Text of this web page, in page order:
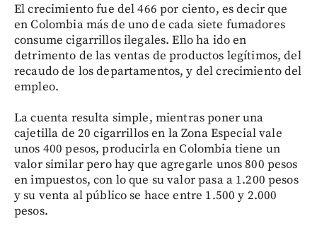
El crecimiento fue del 466 por ciento, es decir que
en Colombia más de uno de cada siete fumadores
consume cigarrillos ilegales. Ello ha ido en
detrimento de las ventas de productos legítimos, del
recaudo de los departamentos, y del crecimiento del
empleo.
La cuenta resulta simple, mientras poner una
cajetilla de 20 cigarrillos en la Zona Especial vale
unos 400 pesos, producirla en Colombia tiene un
valor similar pero hay que agregarle unos 800 pesos
en impuestos, con lo que su valor pasa a 1.200 pesos
y su venta al público se hace entre 1.500 y 2.000
pesos.